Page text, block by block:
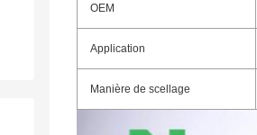
OEM
Application
Manière de scellage